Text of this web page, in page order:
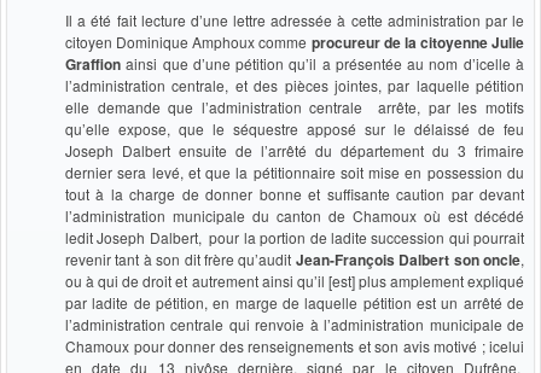
Il a été fait lecture d’une lettre adressée à cette administration par le
citoyen Dominique Amphoux comme procureur de la citoyenne Julie
Graffion ainsi que d’une pétition qu’il a présentée au nom d’icelle à
l’administration centrale, et des pièces jointes, par laquelle pétition
elle demande que l’administration centrale arrête, par les motifs
qu’elle expose, que le séquestre apposé sur le délaissé de feu
Joseph Dalbert ensuite de l’arrêté du département du 3 frimaire
dernier sera levé, et que la pétitionnaire soit mise en possession du
tout à la charge de donner bonne et suffisante caution par devant
l’administration municipale du canton de Chamoux où est décédé
ledit Joseph Dalbert, pour la portion de ladite succession qui pourrait
revenir tant à son dit frère qu’audit Jean-François Dalbert son oncle,
ou à qui de droit et autrement ainsi qu’il [est] plus amplement expliqué
par ladite de pétition, en marge de laquelle pétition est un arrêté de
l’administration centrale qui renvoie à l’administration municipale de
Chamoux pour donner des renseignements et son avis motivé ; icelui
en date du 13 nivôse dernière, signé par le citoyen Dufrêne,